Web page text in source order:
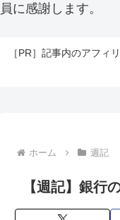
員に感謝します。
［PR］記事内のアフィ
ホーム 週記
【週記】銀